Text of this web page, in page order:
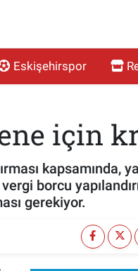
Eskişehirspor
için
kapsamında,
borcu
gerekiyor.